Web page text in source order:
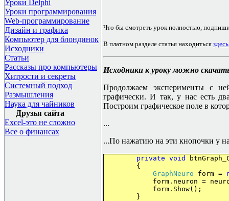
Уроки Delphi
Уроки программирования
Web-программирование
Дизайн и графика
Компьютер для блондинок
Исходники
Статьи
Рассказы про компьютеры
Хитрости и секреты
Системный подход
Размышления
Наука для чайников
Друзья сайта
Excel-это не сложно
Все о финансах
Что бы смотреть урок полностью,
В платном разделе статья находиться здесь
Исходники к уроку можно
Продолжаем эксперименты с
графически. И так, у нас есть
Построим графическое поле в
...
...По нажатию на эти кнопочки у
private void
{
GraphNeuro form =
form.neuron =
form.Show();
}